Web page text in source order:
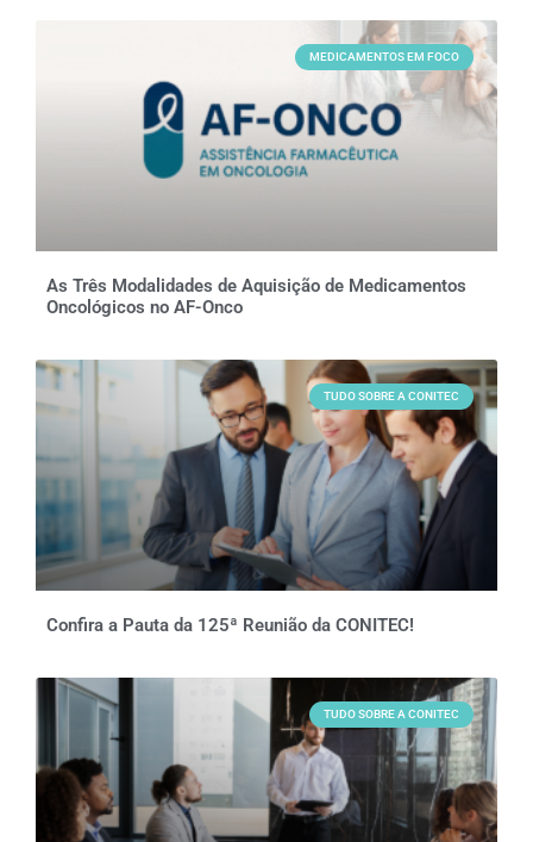
MEDICAMENTOS EM FOCO
As Três Modalidades de Aquisição de Medicamentos
Oncológicos no AF-Onco
TUDO SOBRE A CONITEC
Confira a Pauta da 125ª Reunião da CONITEC!
TUDO SOBRE A CONITEC